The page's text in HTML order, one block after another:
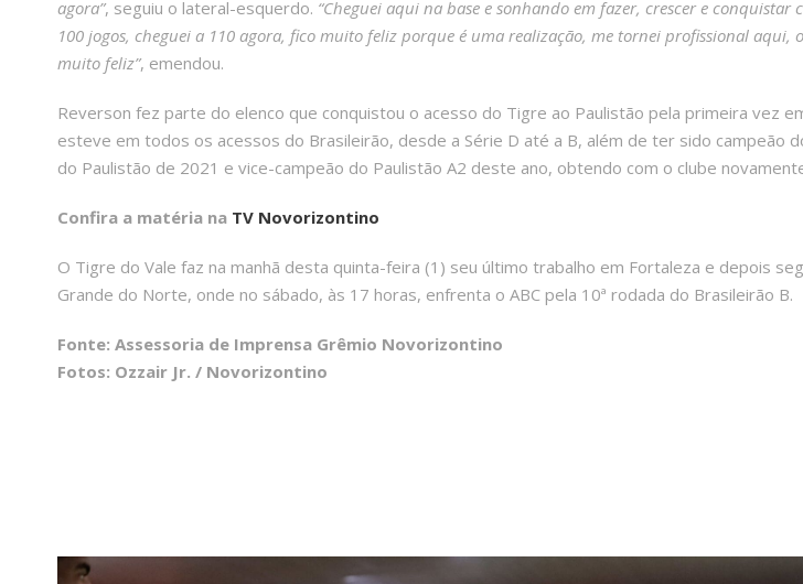
agora”, seguiu o lateral-esquerdo. “Cheguei aqui na base e sonhando em fazer, crescer e conquistar
100 jogos, cheguei a 110 agora, fico muito feliz porque é uma realização, me tornei profissional aqui,
muito feliz”, emendou.
Reverson fez parte do elenco que conquistou o acesso do Tigre ao Paulistão pela primeira vez
esteve em todos os acessos do Brasileirão, desde a Série D até a B, além de ter sido campeão
do Paulistão de 2021 e vice-campeão do Paulistão A2 deste ano, obtendo com o clube
Confira a matéria na TV Novorizontino
O Tigre do Vale faz na manhã desta quinta-feira (1) seu último trabalho em Fortaleza e depois
Grande do Norte, onde no sábado, às 17 horas, enfrenta o ABC pela 10ª rodada do Brasileirão B.
Fonte: Assessoria de Imprensa Grêmio Novorizontino
Fotos: Ozzair Jr. / Novorizontino